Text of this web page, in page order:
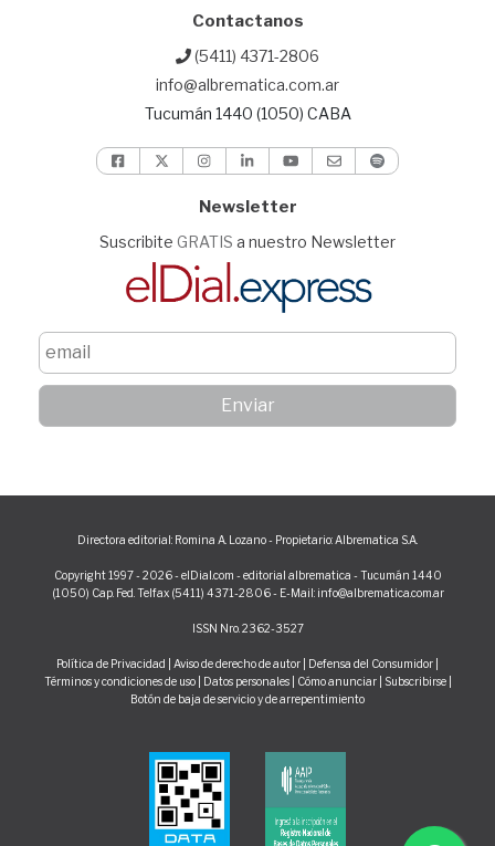
Contactanos
(5411) 4371-2806
info@albrematica.com.ar
Tucumán 1440 (1050) CABA
Newsletter
Suscribite GRATIS a nuestro Newsletter
Directora editorial: Romina A. Lozano - Propietario: Albrematica S.A.
Copyright 1997 - 2026 - elDial.com - editorial albrematica - Tucumán 1440
(1050) Cap. Fed. Telfax (5411) 4371-2806 - E-Mail: info@albrematica.com.ar
ISSN Nro. 2362-3527
Política de Privacidad Aviso de derecho de autor Defensa del Consumidor
Términos y condiciones de uso| Datos personales| Cómo anunciar| Subscribirse
Botón de baja de servicio y de arrepentimiento